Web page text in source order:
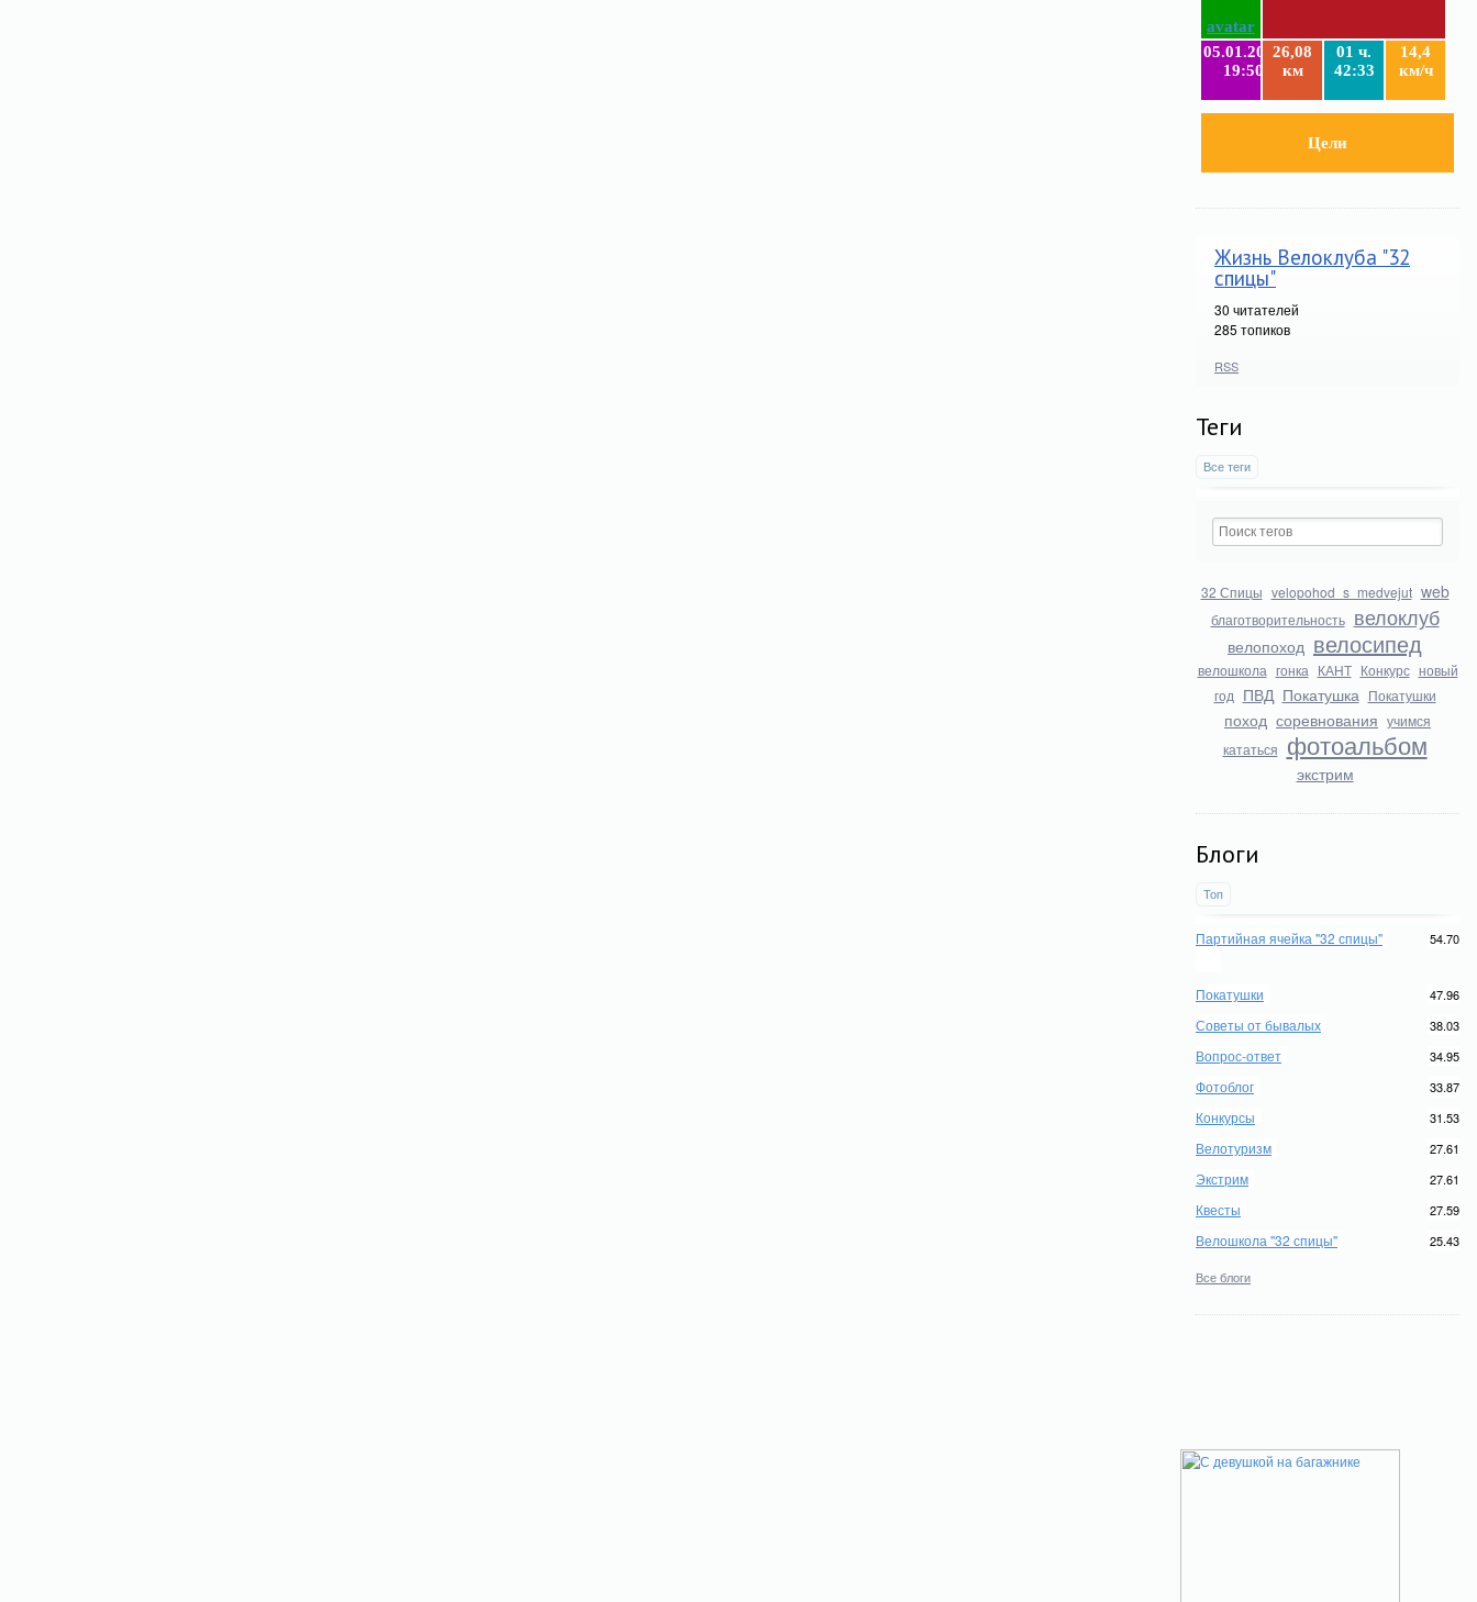
05.01.2019
19:50
26,08
км
01 ч.
42:33
14,4
км/ч
Цели
Жизнь Велоклуба "32
спицы"
30 читателей
285 топиков
RSS
Теги
Все теги
32 Спицы velopohod_s_medvejut web
благотворительность велоклуб
велопоход велосипед
велошкола гонка КАНТ Конкурс новый
год ПВД Покатушка Покатушки
поход соревнования учимся
кататься фотоальбом
экстрим
Блоги
Топ
Партийная ячейка "32 спицы" 54.70
Покатушки 47.96
Советы от бывалых 38.03
Вопрос-ответ 34.95
Фотоблог 33.87
Конкурсы 31.53
Велотуризм 27.61
Экстрим 27.61
Квесты 27.59
Велошкола "32 спицы" 25.43
Все блоги